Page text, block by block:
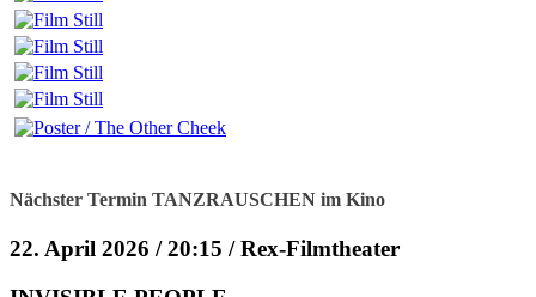
Nächster Termin TANZRAUSCHEN im Kino
22. April 2026 / 20:15 / Rex-Filmtheater